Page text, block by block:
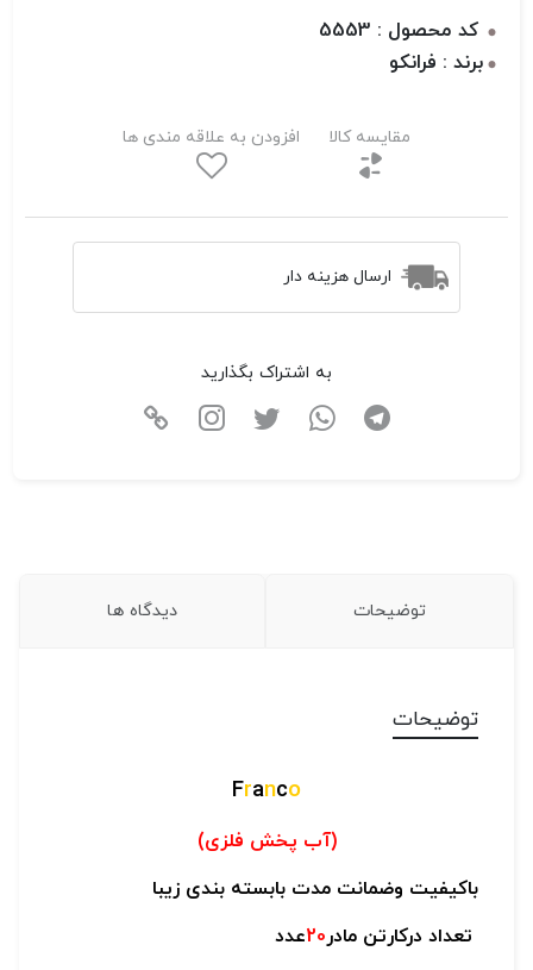
کد محصول : 5553
برند : فرانکو
مقایسه کالا افزودن به علاقه مندی ها
ارسال هزینه دار
به اشتراک بگذارید
توضیحات دیدگاه ها
توضیحات
Franco
(آب پخش فلزی)
باکیفیت وضمانت مدت بابسته بندی زیبا
تعداد درکارتن مادر20عدد